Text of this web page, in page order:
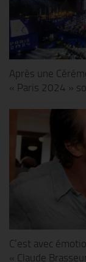
Après une
« Paris 2024 »
C’est avec
« Claude